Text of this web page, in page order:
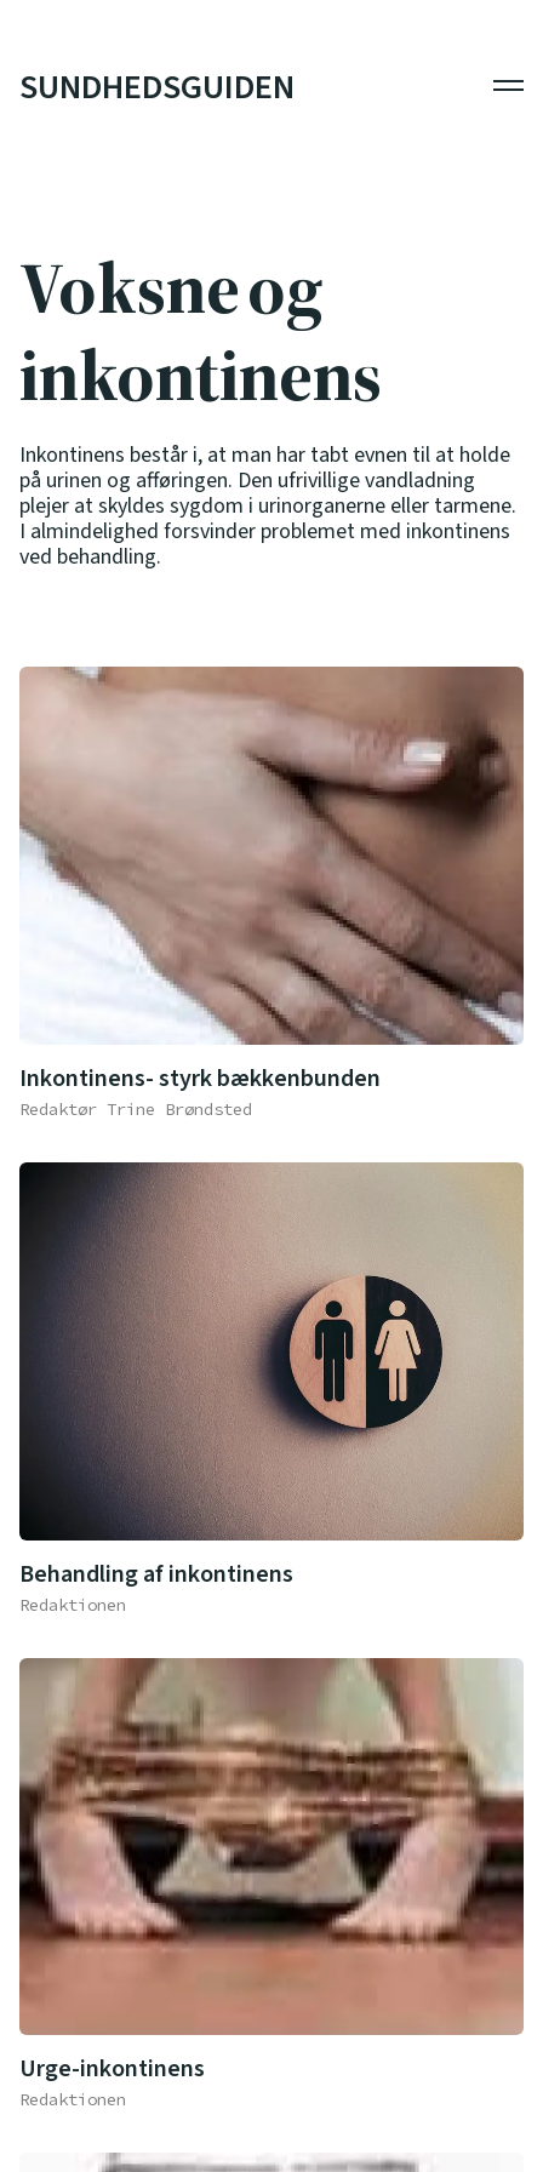
SUNDHEDSGUIDEN
Voksne og
inkontinens
Inkontinens består i, at man har tabt evnen til at holde
på urinen og afføringen. Den ufrivillige vandladning
plejer at skyldes sygdom i urinorganerne eller tarmene.
I almindelighed forsvinder problemet med inkontinens
ved behandling.
Inkontinens- styrk bækkenbunden
Redaktør Trine Brøndsted
Behandling af inkontinens
Redaktionen
Urge-inkontinens
Redaktionen